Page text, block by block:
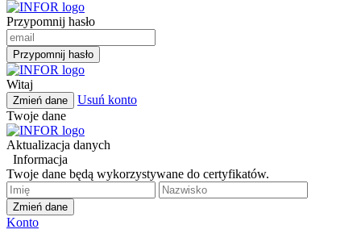
Przypomnij hasło
Przypomnij hasło
Witaj
Zmień dane
Usuń konto
Twoje dane
Aktualizacja danych
Informacja
Twoje dane będą wykorzystywane do certyfikatów.
Zmień dane
Konto